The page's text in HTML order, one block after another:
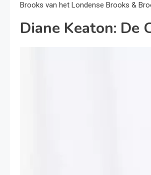
Brooks van het Londense Brooks &
Diane Keaton: De